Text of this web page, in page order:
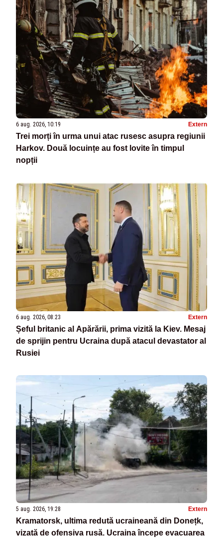
6 aug. 2026, 10:19 Extern
Trei morți în urma unui atac rusesc asupra regiunii
Harkov. Două locuințe au fost lovite în timpul
nopții
6 aug. 2026, 08:23 Extern
Șeful britanic al Apărării, prima vizită la Kiev. Mesaj
de sprijin pentru Ucraina după atacul devastator al
Rusiei
5 aug. 2026, 19:28 Extern
Kramatorsk, ultima redută ucraineană din Donețk,
vizată de ofensiva rusă. Ucraina începe evacuarea